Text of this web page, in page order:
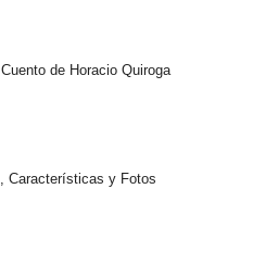
de Horacio Quiroga
Características y Fotos